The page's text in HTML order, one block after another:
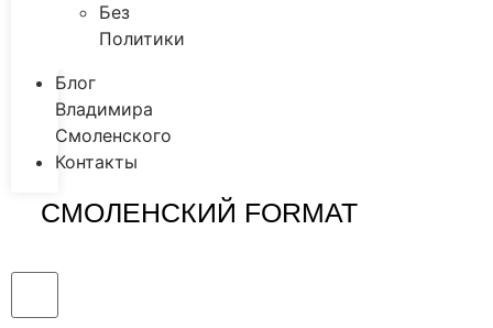
Без
Политики
Блог
Владимира
Смоленского
Контакты
СМОЛЕНСКИЙ FORMAT